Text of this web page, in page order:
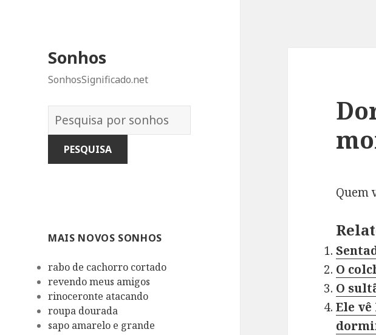
Sonhos
SonhosSignificado.net
Dicionário
dos
Sonhos:
MAIS NOVOS SONHOS
rabo de cachorro cortado
revendo meus amigos
rinoceronte atacando
roupa dourada
sapo amarelo e grande
Quem
O
O
Ele